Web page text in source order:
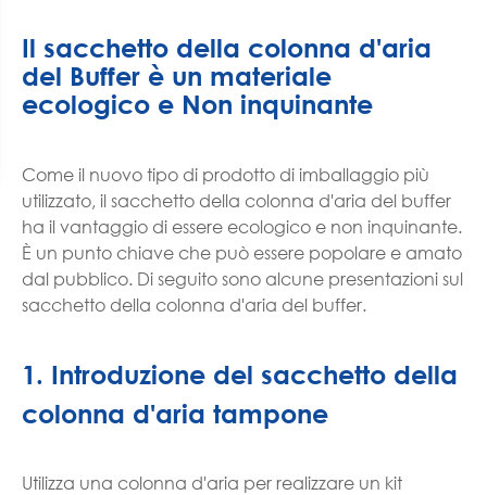
Il sacchetto della colonna d'aria
del Buffer è un materiale
ecologico e Non inquinante
Come il nuovo tipo di prodotto di imballaggio più
utilizzato, il sacchetto della colonna d'aria del buffer
ha il vantaggio di essere ecologico e non inquinante.
È un punto chiave che può essere popolare e amato
dal pubblico. Di seguito sono alcune presentazioni sul
sacchetto della colonna d'aria del buffer.
1. Introduzione del sacchetto della
colonna d'aria tampone
Utilizza una colonna d'aria per realizzare un kit